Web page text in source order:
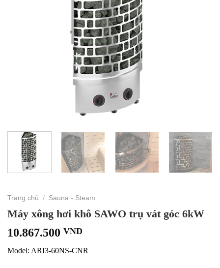
Trang chủ / Sauna - Steam
Máy xông hơi khô SAWO trụ vát góc 6kW
10.867.500 VND
Model: ARI3-60NS-CNR